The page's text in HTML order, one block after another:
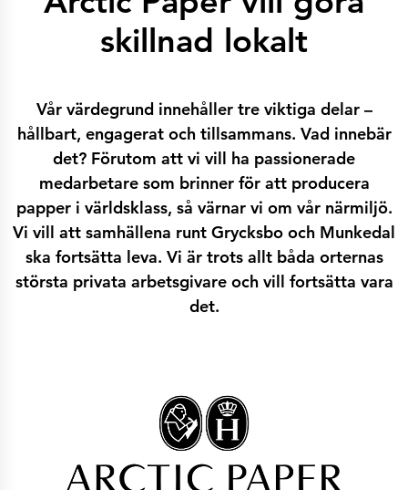
Historia
Våra pappersbruk
Karriär
Karriär
Jobba på APK
Jobba på APG
Jobba på APM
Integritetspolicy
Arctic Paper SA
Arctic Paper Kostrzyn SA
Arctic Paper Grycksbo AB
Arctic Paper Munkedals AB
Investerarrelationer
Arctic Paper Group
Företagsprofil
Företagskalender
Prenumerera
skillnad lokalt
Vår värdegrund innehåller tre viktiga delar –
hållbart, engagerat och tillsammans. Vad innebär
det? Förutom att vi vill ha passionerade
medarbetare som brinner för att producera
papper i världsklass, så värnar vi om vår närmiljö.
Vi vill att samhällena runt Grycksbo och Munkedal
ska fortsätta leva. Vi är trots allt båda orternas
största privata arbetsgivare och vill fortsätta vara
det.